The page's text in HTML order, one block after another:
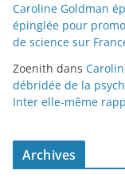
Caroline Goldman
épinglée pour
de science sur
Zoenith dans
débridée de la
Inter elle-même
Archives